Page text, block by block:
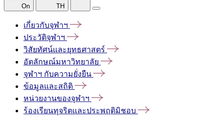
On TH
เกี่ยวกับจุฬาฯ
ประวัติจุฬาฯ
วิสัยทัศน์และยุทธศาสตร์
อัตลักษณ์มหาวิทยาลัย
จุฬาฯ กับความยั่งยืน
ข้อมูลและสถิติ
หน่วยงานของจุฬาฯ
ร้องเรียนทุจริตและประพฤติมิชอบ